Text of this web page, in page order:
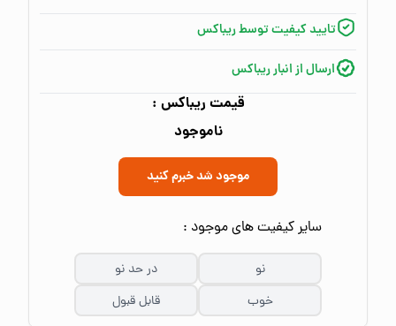
تایید کیفیت توسط ریباکس
ارسال از انبار ریباکس
قیمت ریباکس :
ناموجود
موجود شد خبرم کنید
سایر کیفیت های موجود :
نو
در حد نو
خوب
قابل قبول